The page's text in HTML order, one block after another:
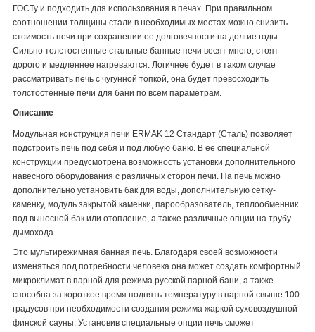
ГОСТу и подходить для использования в печах. При правильном
соотношении толщины стали в необходимых местах можно снизить
стоимость печи при сохранении ее долговечности на долгие годы.
Сильно толстостенные стальные банные печи весят много, стоят
дорого и медленнее нагреваются. Логичнее будет в таком случае
рассматривать печь с чугунной топкой, она будет превосходить
толстостенные печи для бани по всем параметрам.
Описание
Модульная конструкция печи ERMAK 12 Стандарт (Сталь) позволяет
подстроить печь под себя и под любую баню. В ее специальной
конструкции предусмотрена возможность установки дополнительного
навесного оборудования с различных сторон печи. На печь можно
дополнительно установить бак для воды, дополнительную сетку-
каменку, модуль закрытой каменки, парообразователь, теплообменник
под выносной бак или отопление, а также различные опции на трубу
дымохода.
Это мультирежимная банная печь. Благодаря своей возможности
изменяться под потребности человека она может создать комфортный
микроклимат в парной для режима русской парной бани, а также
способна за короткое время поднять температуру в парной свыше 100
градусов при необходимости создания режима жаркой суховоздушной
финской сауны. Установив специальные опции печь сможет